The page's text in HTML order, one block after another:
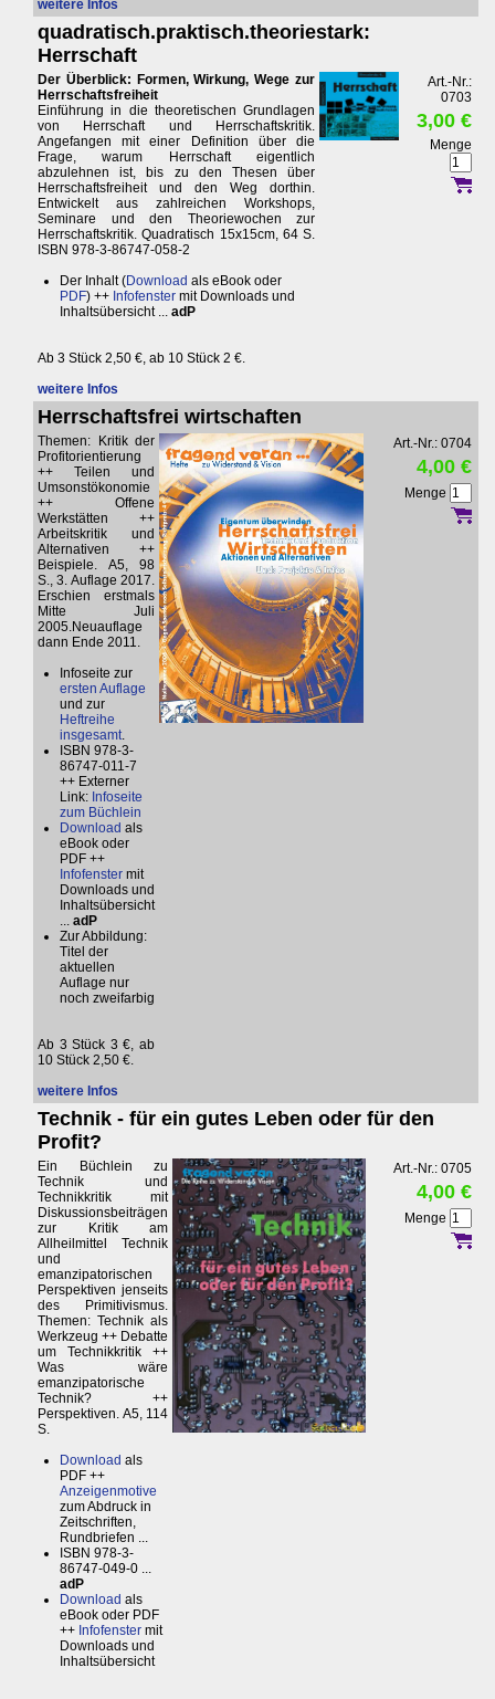
weitere Infos
quadratisch.praktisch.theoriestark:
Herrschaft
Der Überblick: Formen, Wirkung, Wege zur
Herrschaftsfreiheit
Einführung in die theoretischen Grundlagen
von Herrschaft und Herrschaftskritik.
Angefangen mit einer Definition über die
Frage, warum Herrschaft eigentlich
abzulehnen ist, bis zu den Thesen über
Herrschaftsfreiheit und den Weg dorthin.
Entwickelt aus zahlreichen Workshops,
Seminare und den Theoriewochen zur
Herrschaftskritik. Quadratisch 15x15cm, 64 S.
ISBN 978-3-86747-058-2
Der Inhalt (Download als eBook oder
PDF) ++ Infofenster mit Downloads und
Inhaltsübersicht ... adP
Ab 3 Stück 2,50 €, ab 10 Stück 2 €.
weitere Infos
Art.-Nr.:
0703
3,00 €
Menge
Herrschaftsfrei wirtschaften
Themen: Kritik der
Profitorientierung
++ Teilen und
Umsonstökonomie
++ Offene
Werkstätten ++
Arbeitskritik und
Alternativen ++
Beispiele. A5, 98
S., 3. Auflage 2017.
Erschien erstmals
Mitte Juli
2005.Neuauflage
dann Ende 2011.
Infoseite zur
ersten Auflage
und zur
Heftreihe
insgesamt.
ISBN 978-3-
86747-011-7
++ Externer
Link: Infoseite
zum Büchlein
Download als
eBook oder
PDF ++
Infofenster mit
Downloads und
Inhaltsübersicht
... adP
Zur Abbildung:
Titel der
aktuellen
Auflage nur
noch zweifarbig
Ab 3 Stück 3 €, ab
10 Stück 2,50 €.
weitere Infos
Art.-Nr.: 0704
4,00 €
Menge
Technik - für ein gutes Leben oder für den
Profit?
Ein Büchlein zu
Technik und
Technikkritik mit
Diskussionsbeiträgen
zur Kritik am
Allheilmittel Technik
und
emanzipatorischen
Perspektiven jenseits
des Primitivismus.
Themen: Technik als
Werkzeug ++ Debatte
um Technikkritik ++
Was wäre
emanzipatorische
Technik? ++
Perspektiven. A5, 114
S.
Download als
PDF ++
Anzeigenmotive
zum Abdruck in
Zeitschriften,
Rundbriefen ...
ISBN 978-3-
86747-049-0 ...
adP
Download als
eBook oder PDF
++ Infofenster mit
Downloads und
Inhaltsübersicht
Art.-Nr.: 0705
4,00 €
Menge